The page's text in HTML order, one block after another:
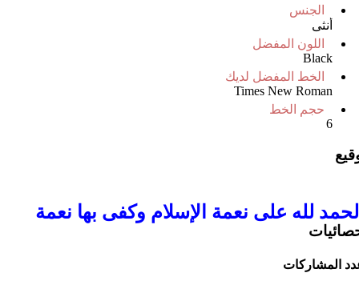
الجنس
أنثى
اللون المفضل
Black
الخط المفضل لديك
Times New Roman
حجم الخط
6
لله على نعمة الإسلام وكفى بها نعمة
المشاركات